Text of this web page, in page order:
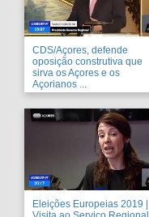
CDS/Açores, defende
oposição construtiva que
sirva os Açores e os
Açorianos ...
Eleições Europeias 2019 |